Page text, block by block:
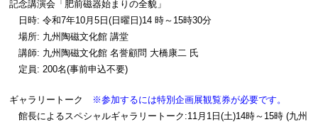
記念講演会「肥前磁器始まりの全貌」
日時: 令和7年10月5日(日曜日)14 時～15時30分
場所: 九州陶磁文化館 講堂
講師: 九州陶磁文化館 名誉顧問 大橋康二 氏
定員: 200名(事前申込不要)
ギャラリートーク
※参加するには特別企画展観覧券が必要です。
館長によるスペシャルギャラリートーク:11月1日(土)14時～15時 (九州